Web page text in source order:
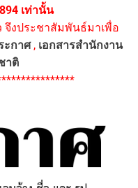
เท่านั้น
จึงประชาสัมพันธ์มาเพื่อ
ะกาศ, เอกสารสำนักงาน
าติ